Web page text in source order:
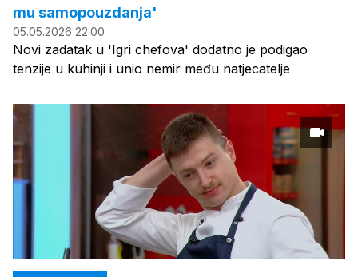
mu samopouzdanja'
05.05.2026 22:00
Novi zadatak u 'Igri chefova' dodatno je podigao
tenzije u kuhinji i unio nemir među natjecatelje